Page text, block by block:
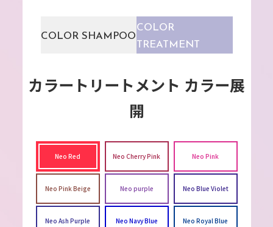
COLOR SHAMPOO
COLOR
TREATMENT
カラートリートメント カラー展
開
Neo Red Neo Cherry Pink Neo Pink
Neo Pink Beige Neo purple Neo Blue Violet
Neo Ash Purple Neo Navy Blue Neo Royal Blue